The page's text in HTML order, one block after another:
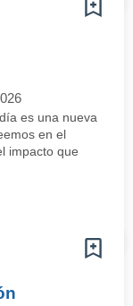
es una nueva
en el
impacto que